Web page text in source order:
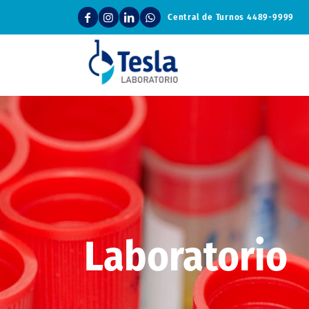
Central de Turnos4489-9999
Laboratorio